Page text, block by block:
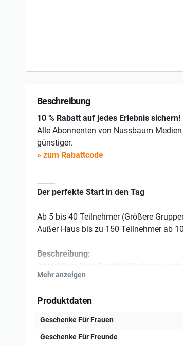
Beschreibung
10 % Rabatt auf jedes Erlebnis sichern!
Alle Abonnenten von Nussbaum
günstiger.
» zum Rabattcode
Der perfekte Start in den Tag
Ab 5 bis 40 Teilnehmer (Größere
Außer Haus bis zu 150 Teilnehmer ab
Beschreibung:
Interaktiver Sekt-Cocktail-Workshop mit
Begrüßungsdrink
Interaktiv: Zubereitung
Mehr anzeigen
Produktdaten
Geschenke Für Frauen
Geschenke Für Freunde